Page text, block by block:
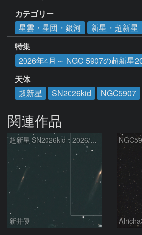
カテゴリー
星雲・星団・銀河
新星・超新星
特集
2026年4月～ NGC 5907の超新星
天体
超新星
SN2026kid NGC5907
関連作品
超新星 SN2026kid：2026/05/18
新井優